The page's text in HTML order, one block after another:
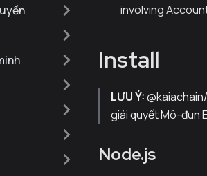
involving
Install
LƯU Ý:
giải quyết Mô-đun
Node.js